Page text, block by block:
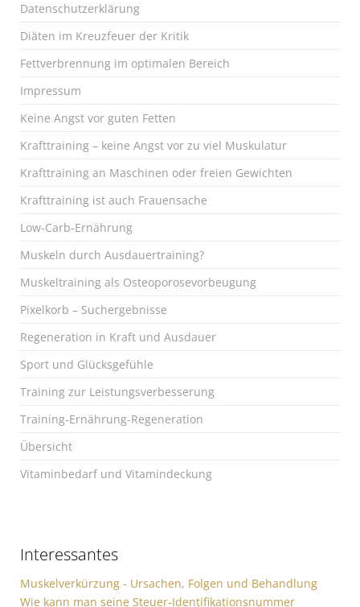
Datenschutzerklärung
Diäten im Kreuzfeuer der Kritik
Fettverbrennung im optimalen Bereich
Impressum
Keine Angst vor guten Fetten
Krafttraining – keine Angst vor zu viel Muskulatur
Krafttraining an Maschinen oder freien Gewichten
Krafttraining ist auch Frauensache
Low-Carb-Ernährung
Muskeln durch Ausdauertraining?
Muskeltraining als Osteoporosevorbeugung
Pixelkorb – Suchergebnisse
Regeneration in Kraft und Ausdauer
Sport und Glücksgefühle
Training zur Leistungsverbesserung
Training-Ernährung-Regeneration
Übersicht
Vitaminbedarf und Vitamindeckung
Interessantes
Muskelverkürzung - Ursachen, Folgen und Behandlung
Wie kann man seine Steuer-Identifikationsnummer